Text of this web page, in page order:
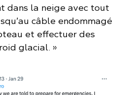
dans la neige avec tout
câble endommagé
et effectuer des
glacial. »